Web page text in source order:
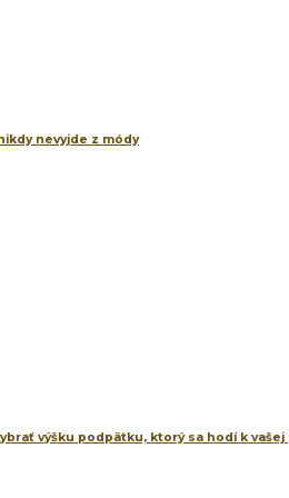
nevyjde z módy
výšku podpätku, ktorý sa hodí k vašej